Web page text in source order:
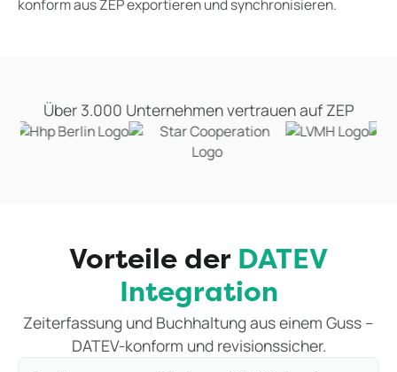
Über 3.000 Unternehmen vertrauen auf ZEP
Vorteile der DATEV
Integration
Zeiterfassung und Buchhaltung aus einem Guss –
DATEV-konform und revisionssicher.